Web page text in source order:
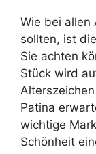
Wie bei allen
sollten, ist
Sie achten
Stück wird
Patina
wichtige
Schönheit